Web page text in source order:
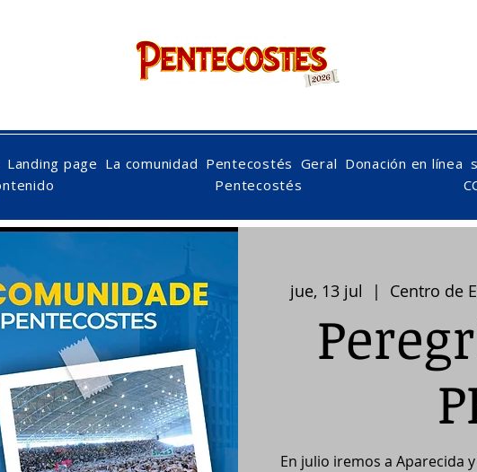
Landing page La comunidad Pentecostés Geral Donación en línea
Pentecostés
jue, 13 jul
  |
Centro de
En julio iremos a Aparecida